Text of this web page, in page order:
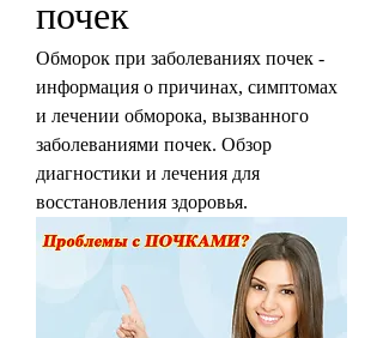
почек
Обморок при заболеваниях почек -
информация о причинах, симптомах
и лечении обморока, вызванного
заболеваниями почек. Обзор
диагностики и лечения для
восстановления здоровья.